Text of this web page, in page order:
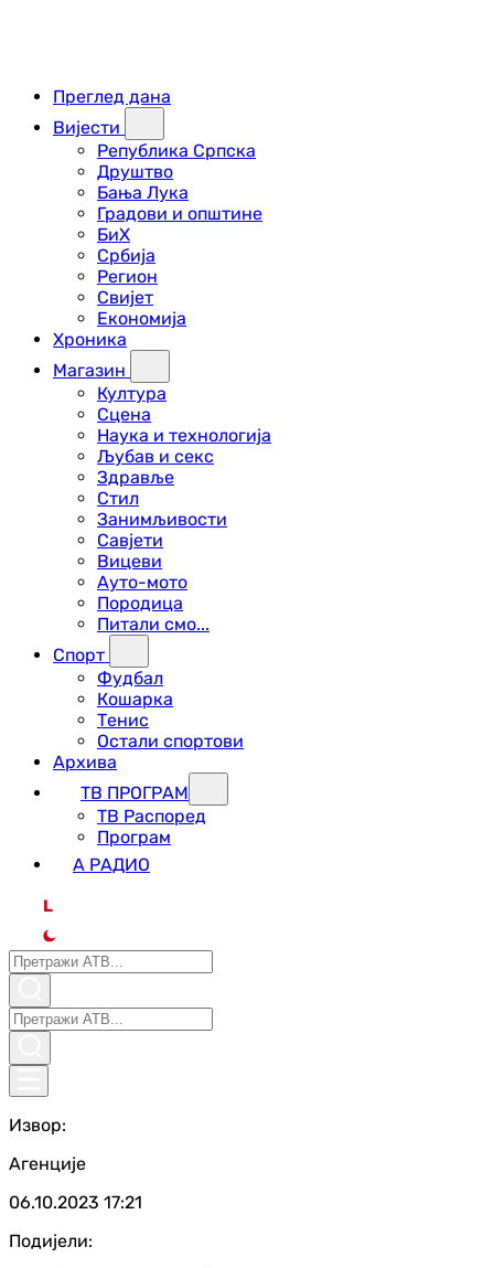
Преглед дана
Вијести
Република Српска
Друштво
Бања Лука
Градови и општине
БиХ
Србија
Регион
Свијет
Економија
Хроника
Магазин
Култура
Сцена
Наука и технологија
Љубав и секс
Здравље
Стил
Занимљивости
Савјети
Вицеви
Ауто-мото
Породица
Питали смо...
Спорт
Фудбал
Кошарка
Тенис
Остали спортови
Архива
ТВ ПРОГРАМ
ТВ Распоред
Програм
А РАДИО
L
Извор:
Агенције
06.10.2023 17:21
Подијели: